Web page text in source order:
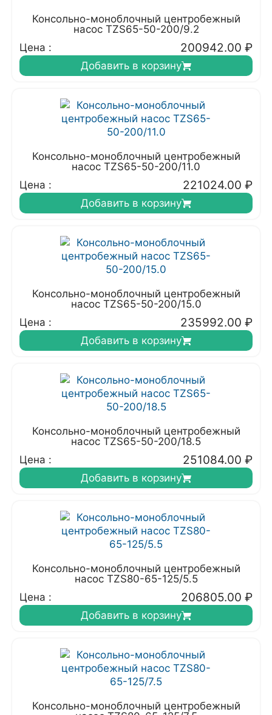
Консольно-моноблочный центробежный
насос TZS65-50-200/9.2
Цена :
200942.00 ₽
Добавить в корзину
Консольно-моноблочный центробежный
насос TZS65-50-200/11.0
Цена :
221024.00 ₽
Добавить в корзину
Консольно-моноблочный центробежный
насос TZS65-50-200/15.0
Цена :
235992.00 ₽
Добавить в корзину
Консольно-моноблочный центробежный
насос TZS65-50-200/18.5
Цена :
251084.00 ₽
Добавить в корзину
Консольно-моноблочный центробежный
насос TZS80-65-125/5.5
Цена :
206805.00 ₽
Добавить в корзину
Консольно-моноблочный центробежный